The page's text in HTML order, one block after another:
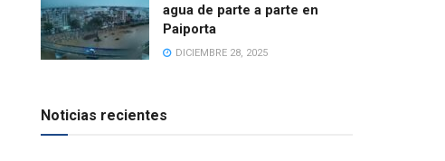
agua de parte a parte en
Paiporta
DICIEMBRE 28, 2025
Noticias recientes